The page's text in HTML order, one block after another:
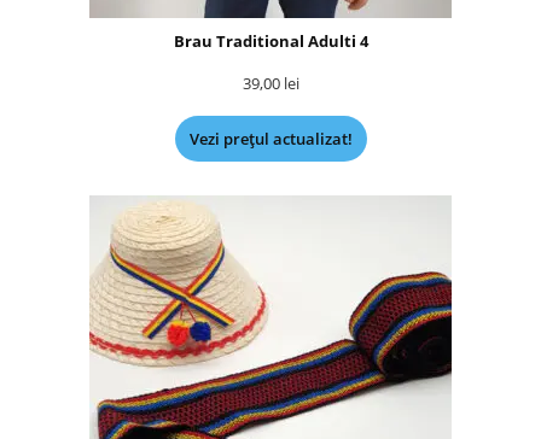
Brau Traditional Adulti 4
39,00 lei
Vezi prețul actualizat!